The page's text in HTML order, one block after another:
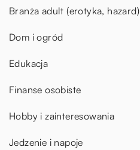
Branża adult (erotyka, hazard)
Dom i ogród
Edukacja
Finanse osobiste
Hobby i zainteresowania
Jedzenie i napoje